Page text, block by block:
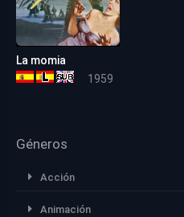
La momia
1959
Géneros
Acción
Animación